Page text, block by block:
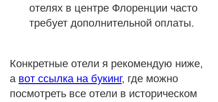
отелях в центре Флоренции часто
требует дополнительной оплаты.
Конкретные отели я рекомендую ниже,
а вот ссылка на букинг, где можно
посмотреть все отели в историческом